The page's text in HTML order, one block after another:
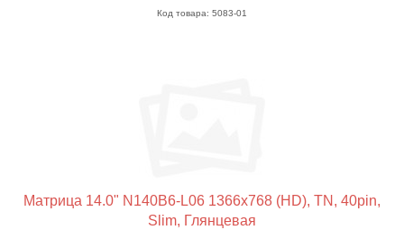
Код товара: 5083-01
Матрица 14.0" N140B6-L06 1366x768 (HD), TN, 40pin,
Slim, Глянцевая